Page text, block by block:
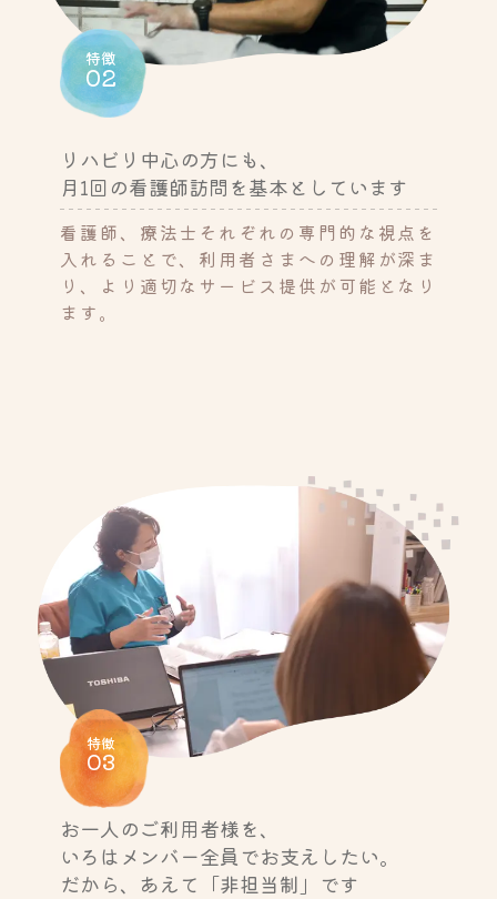
特徴
02
リハビリ中心の方にも、
月1回の看護師訪問を基本としています
看護師、療法士それぞれの専門的な視点を
入れることで、利用者さまへの理解が深ま
り、より適切なサービス提供が可能となり
ます。
特徴
03
お一人のご利用者様を、
いろはメンバー全員でお支えしたい。
だから、あえて「非担当制」です